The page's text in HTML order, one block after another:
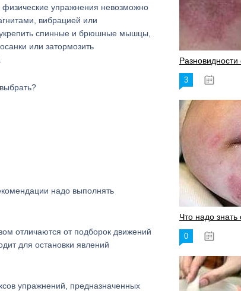
упражнения невозможно
вибрацией или
укрепить спинные и брюшные мышцы,
или затормозить
надо выполнять
отличаются от подборок движений
для остановки явлений
упражнений, предназначенных
3
Что надо знать
0